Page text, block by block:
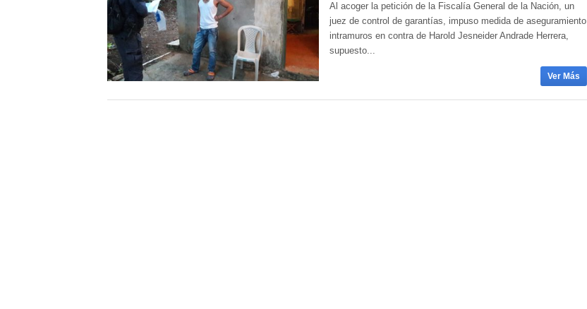
Al acoger la petición de la Fiscalía General de la Nación, un
juez de control de garantías, impuso medida de aseguramiento
intramuros en contra de Harold Jesneider Andrade Herrera,
supuesto...
Ver Más